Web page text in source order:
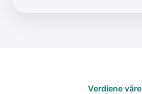
Verdiene våre